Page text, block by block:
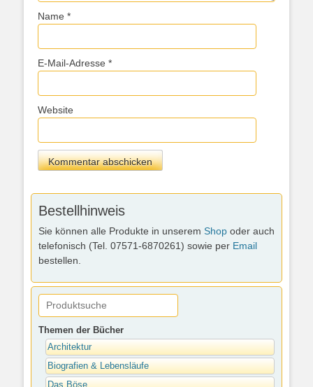
Name *
E-Mail-Adresse *
Website
Bestellhinweis
Sie können alle Produkte in unserem Shop oder auch
telefonisch (Tel. 07571-6870261) sowie per Email
bestellen.
Themen der Bücher
Architektur
Biografien & Lebensläufe
Das Böse